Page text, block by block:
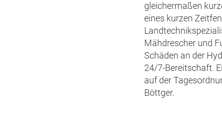
gleichermaßen
eines kurzen
Mähdrescher und
Schäden an der
24/7-Bereitschaft.
auf der
Böttger.